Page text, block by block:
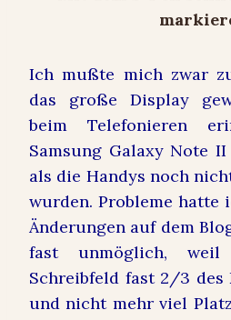
Ich mußte mich zwar
das große Display
beim Telefonieren
Samsung Galaxy Note
als die Handys noch
wurden. Probleme hatte
Änderungen auf dem
fast unmöglich,
Schreibfeld fast 2/3 des
und nicht mehr viel